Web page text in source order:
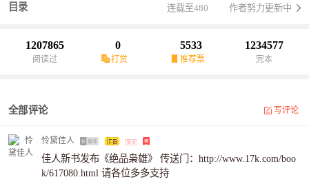
目录 连载至480 作者努力更新中
1207865
阅读过
0
打赏
5533
推荐票
1234577
完本
全部评论 写评论
怜黛佳人
佳人新书发布《绝品枭雄》 传送门：http://www.17k.com/boo
k/617080.html 请各位多多支持